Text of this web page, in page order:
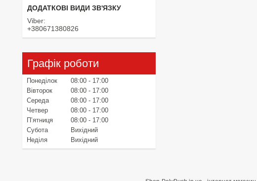
Viber
+380671380826
Графік роботи
Понеділок 08:00
17:00
Вівторок
08:00
17:00
Середа
08:00
17:00
Четвер
08:00
17:00
Пʼятниця
08:00
17:00
Субота
Вихідний
Неділя
Вихідний